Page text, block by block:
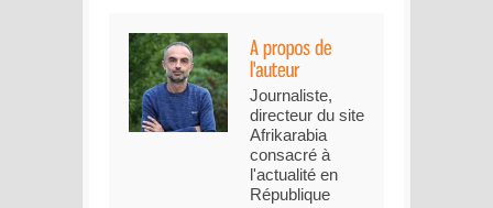
Journaliste,
directeur du site
Afrikarabia
consacré à
l'actualité en
République